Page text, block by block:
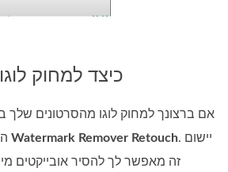
כיצד למחוק לוגו
אם ברצונך למחוק לוגו מהסרטונים שלך
הטוב ביותר לשימוש הואWatermark Remover Retouch. יישום
זה מאפשר לך להסיר אובייקטים